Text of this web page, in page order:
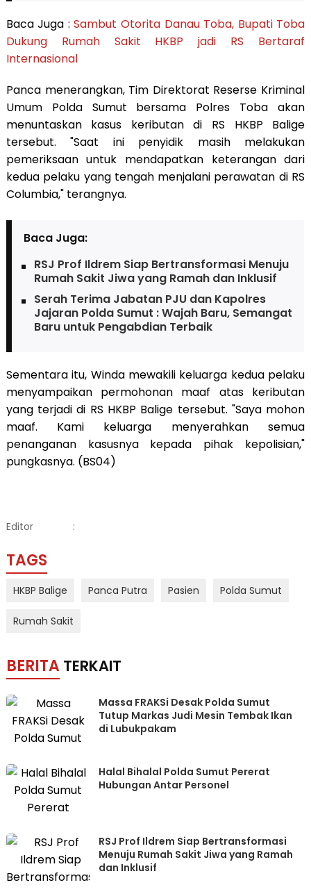
Baca Juga :Sambut Otorita Danau Toba, Bupati Toba
Dukung Rumah Sakit HKBP jadi RS Bertaraf
Internasional
Panca menerangkan, Tim Direktorat Reserse Kriminal
Umum Polda Sumut bersama Polres Toba akan
menuntaskan kasus keributan di RS HKBP Balige
tersebut. "Saat ini penyidik masih melakukan
pemeriksaan untuk mendapatkan keterangan dari
kedua pelaku yang tengah menjalani perawatan di RS
Columbia," terangnya.
Baca Juga:
RSJ Prof Ildrem Siap Bertransformasi Menuju
Rumah Sakit Jiwa yang Ramah dan Inklusif
Serah Terima Jabatan PJU dan Kapolres
Jajaran Polda Sumut : Wajah Baru, Semangat
Baru untuk Pengabdian Terbaik
Sementara itu, Winda mewakili keluarga kedua pelaku
menyampaikan permohonan maaf atas keributan
yang terjadi di RS HKBP Balige tersebut. "Saya mohon
maaf. Kami keluarga menyerahkan semua
penanganan kasusnya kepada pihak kepolisian,"
pungkasnya. (BS04)
Editor :
TAGS
HKBP Balige Panca Putra Pasien Polda Sumut
Rumah Sakit
BERITA TERKAIT
Massa FRAKSi Desak Polda Sumut
Tutup Markas Judi Mesin Tembak Ikan
di Lubukpakam
Halal Bihalal Polda Sumut Pererat
Hubungan Antar Personel
RSJ Prof Ildrem Siap Bertransformasi
Menuju Rumah Sakit Jiwa yang Ramah
dan Inklusif